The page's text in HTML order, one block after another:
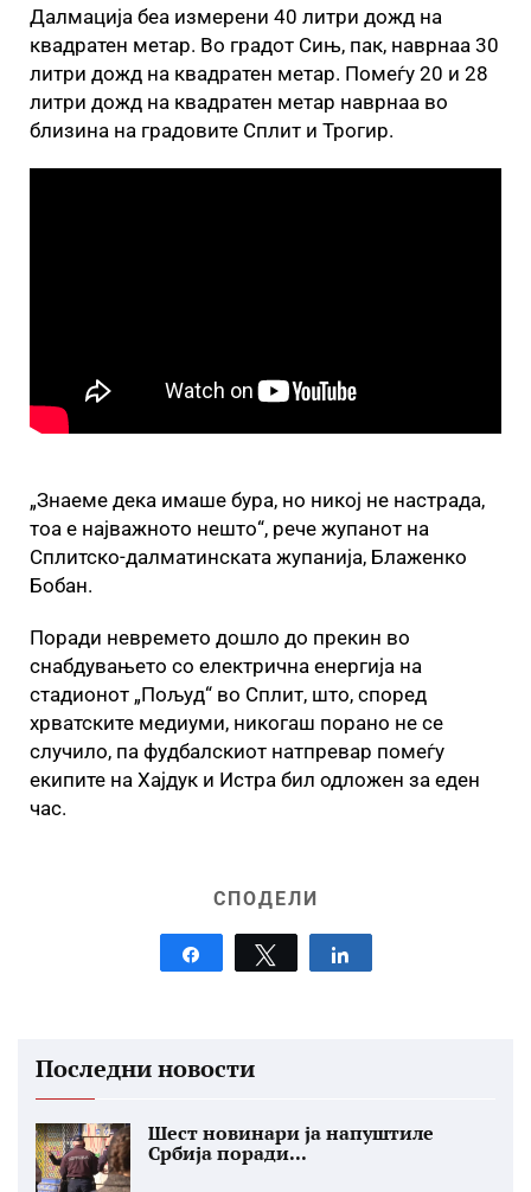
Далмација беа измерени 40 литри дожд на
квадратен метар. Во градот Сињ, пак, наврнаа 30
литри дожд на квадратен метар. Помеѓу 20 и 28
литри дожд на квадратен метар наврнаа во
близина на градовите Сплит и Трогир.
„Знаеме дека имаше бура, но никој не настрада,
тоа е најважното нешто“, рече жупанот на
Сплитско-далматинската жупанија, Блаженко
Бобан.
Поради невремето дошло до прекин во
снабдувањето со електрична енергија на
стадионот „Пољуд“ во Сплит, што, според
хрватските медиуми, никогаш порано не се
случило, па фудбалскиот натпревар помеѓу
екипите на Хајдук и Истра бил одложен за еден
час.
СПОДЕЛИ
Share Tweet
Последни новости
Шест новинари ја напуштиле
Србија поради...